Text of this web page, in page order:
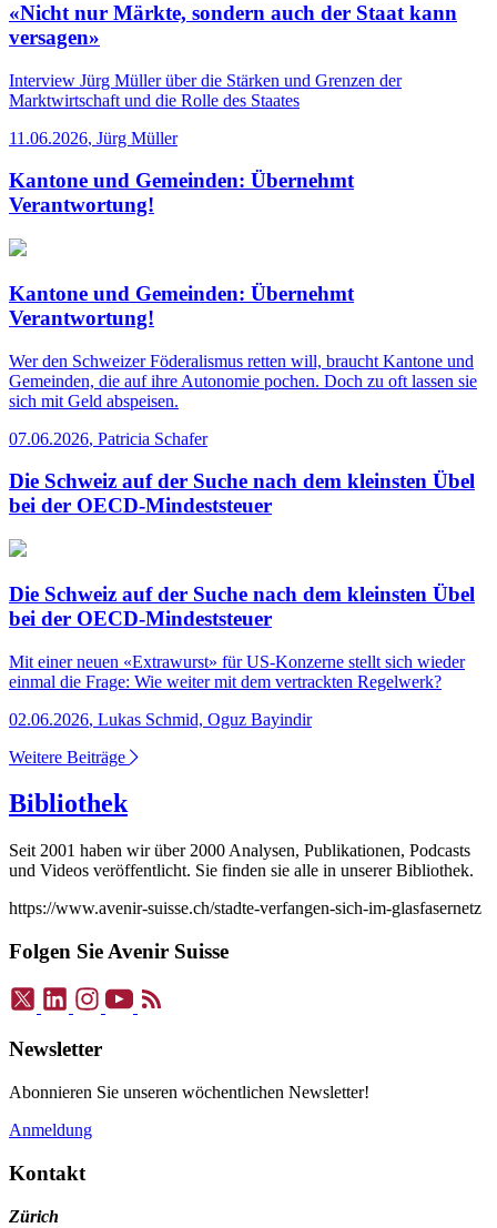
«Nicht nur Märkte, sondern auch der Staat kann
versagen»
Interview Jürg Müller über die Stärken und Grenzen der
Marktwirtschaft und die Rolle des Staates
11.06.2026, Jürg Müller
Kantone und Gemeinden: Übernehmt
Verantwortung!
Kantone und Gemeinden: Übernehmt
Verantwortung!
Wer den Schweizer Föderalismus retten will, braucht Kantone und
Gemeinden, die auf ihre Autonomie pochen. Doch zu oft lassen sie
sich mit Geld abspeisen.
07.06.2026, Patricia Schafer
Die Schweiz auf der Suche nach dem kleinsten Übel
bei der OECD-Mindeststeuer
Die Schweiz auf der Suche nach dem kleinsten Übel
bei der OECD-Mindeststeuer
Mit einer neuen «Extrawurst» für US-Konzerne stellt sich wieder
einmal die Frage: Wie weiter mit dem vertrackten Regelwerk?
02.06.2026, Lukas Schmid, Oguz Bayindir
Weitere Beiträge
Bibliothek
Seit 2001 haben wir über 2000 Analysen, Publikationen, Podcasts
und Videos veröffentlicht. Sie finden sie alle in unserer Bibliothek.
https://www.avenir-suisse.ch/stadte-verfangen-sich-im-glasfasernetz
Folgen Sie Avenir Suisse
Newsletter
Abonnieren Sie unseren wöchentlichen Newsletter!
Anmeldung
Kontakt
Zürich